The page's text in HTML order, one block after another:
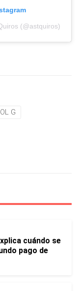
(@astquiros)
G
cuándo se
pago de